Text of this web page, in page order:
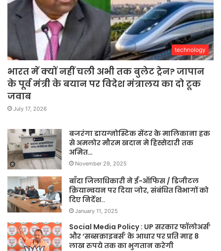
technology
भारत में क्यों नहीं चली अभी तक बुलेट ट्रेन? जापान
के पूर्व मंत्री के बयान पर विदेश मंत्रालय का दो टूक
जवाब
July 17, 2026
बजरंगा डायग्नोस्टिक सेंटर के मालिकाना हक
से अमलोर मौरम खदान मे हिस्सेदारी तक
अमित…
November 29, 2025
बाँदा जिलाधिकारी ने ई-ऑफिस / डिजीटल
क्रियान्वयन पर दिया जोर, संबंधित विभागों को
दिए निर्देश..
January 11, 2025
Social Media Policy : UP सरकार फॉलोअर्स’
और ‘सब्सक्राइबर्स’ के आधार पर प्रति माह 8
लाख रुपये तक का भुगतान करेगी